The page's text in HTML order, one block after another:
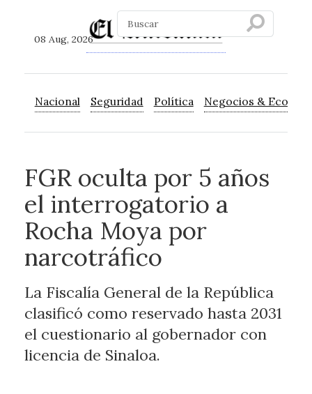
08 Aug, 2026
Nacional Seguridad Política Negocios &
FGR oculta por 5 años
el interrogatorio a
Rocha Moya por
narcotráfico
La Fiscalía General de la República
clasificó como reservado hasta 2031
el cuestionario al gobernador con
licencia de Sinaloa.